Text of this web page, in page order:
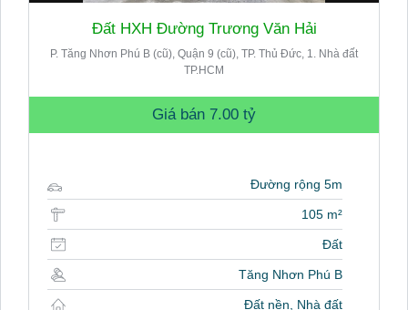
Đất HXH Đường Trương Văn Hải
P. Tăng Nhơn Phú B (cũ), Quận 9 (cũ), TP. Thủ Đức, 1. Nhà đất
TP.HCM
Giá bán 7.00 tỷ
Đường rộng 5m
105 m²
Đất
Tăng Nhơn Phú B
Đất nền, Nhà đất